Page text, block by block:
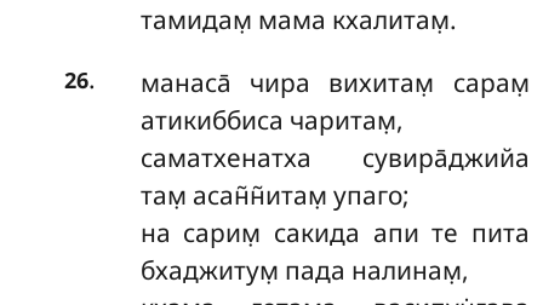
тамидам̣ мама кхалитам̣.
26.
манаса̄ чира вихитам̣ сарам̣
атикиббиса чаритам̣,
саматхенатха сувира̄джийа
там̣ асан̃н̃итам̣ упаго;
на сарим̣ сакида апи те пита
бхаджитум̣ пада налинам̣,